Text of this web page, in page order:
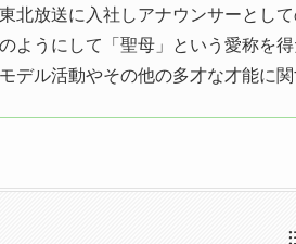
北放送に入社しアナウンサーとし
ようにして「聖母」という愛称を
デル活動やその他の多才な才能に